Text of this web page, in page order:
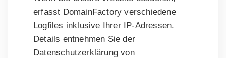
erfasst DomainFactory verschiedene
Logfiles inklusive Ihrer IP-Adressen.
Details entnehmen Sie der
Datenschutzerklärung von